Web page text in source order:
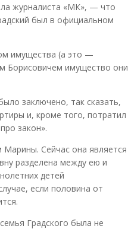
журналиста «МК», — что
был в официальном
имущества (а это —
Борисовичем имущество они
заключено, так сказать,
и, кроме того, потратил
закон».
Марины. Сейчас она является
разделена между ею и
детей
если половина от
Градского была не